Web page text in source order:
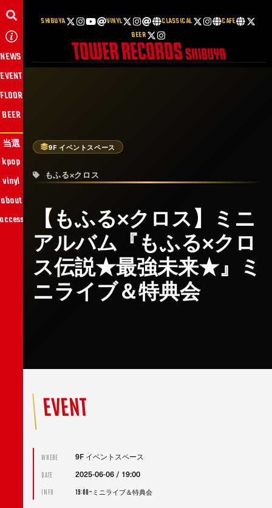
SHIBUYA VINYL CLASSICAL
CAFE
BEER
NEWS
EVENT
当選
FLOOR
BEER
kpop
vinyl
about
9F イベントスペース
もふる×クロス
【もふる×クロス】ミニ
アルバム『もふる×クロ
ス伝説★最強未来★』ミ
ニライブ＆特典会
EVENT
WHERE 9F イベントスペース
DATE 2025-06-06 / 19:00
INFO 19:00~ミニライブ＆特典会